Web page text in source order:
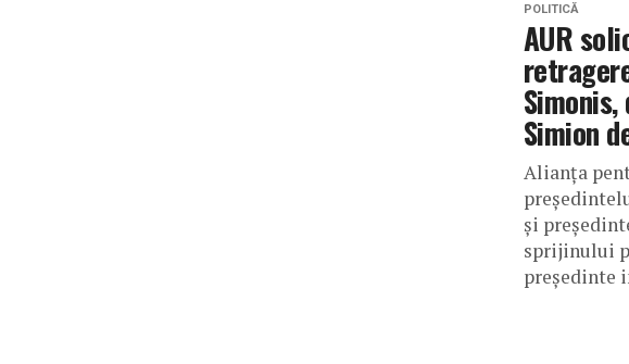
POLITICĂ
AUR
Simion
Alianța
și
sprijinului
președinte